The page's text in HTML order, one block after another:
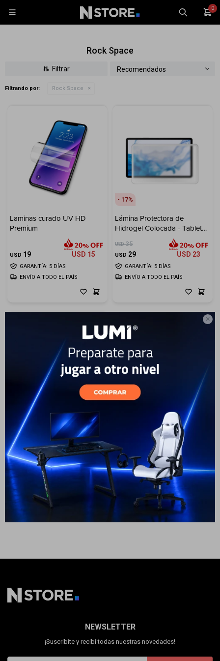

0

Rock Space
Recomendados
Filtrando por: Rock Space
Laminas curado UV HD
Premium
USD 19 USD 15
GARANTÍA: 5 DÍAS
ENVÍO A TODO EL PAÍS
17
Lámina Protectora de
Hidrogel Colocada - Tablet
USD 35
USD 29 USD 23
GARANTÍA: 5 DÍAS
ENVÍO A TODO EL PAÍS
Lámina Protectora de
Hidrogel Colocada - Tablet L
USD 29
USD 25 USD
GARANTÍA: 5 DÍAS
ENVÍO A TODO EL PAÍS
NEWSLETTER
¡Suscribite y recibí todas nuestras novedades!
TV y Audio
Marcas
Cuenta
Tablets
Wearables